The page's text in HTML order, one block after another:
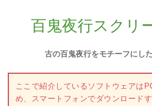
百鬼夜行スクリ
古の百鬼夜行をモチーフにし
ここで紹介しているソフトウェアは
め、スマートフォンでダウンロード